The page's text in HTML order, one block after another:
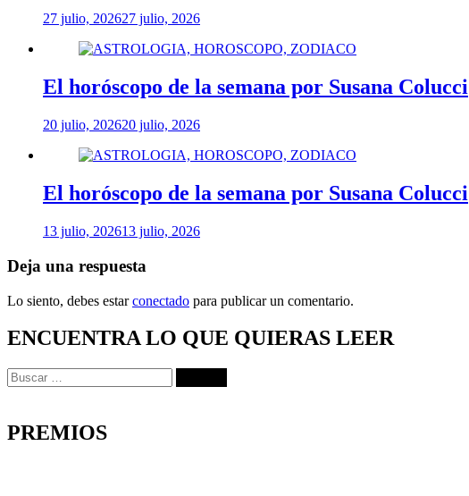
27 julio, 202627 julio, 2026
El horóscopo de la semana por Susana Colucci
20 julio, 202620 julio, 2026
El horóscopo de la semana por Susana Colucci
13 julio, 202613 julio, 2026
Deja una respuesta
Lo siento, debes estarconectado para publicar un comentario.
ENCUENTRA LO QUE QUIERAS LEER
Buscar:
PREMIOS